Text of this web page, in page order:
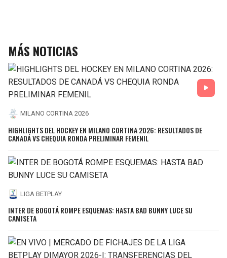
MÁS NOTICIAS
MILANO CORTINA 2026
HIGHLIGHTS DEL HOCKEY EN MILANO CORTINA 2026: RESULTADOS DE
CANADÁ VS CHEQUIA RONDA PRELIMINAR FEMENIL
LIGA BETPLAY
INTER DE BOGOTÁ ROMPE ESQUEMAS: HASTA BAD BUNNY LUCE SU
CAMISETA